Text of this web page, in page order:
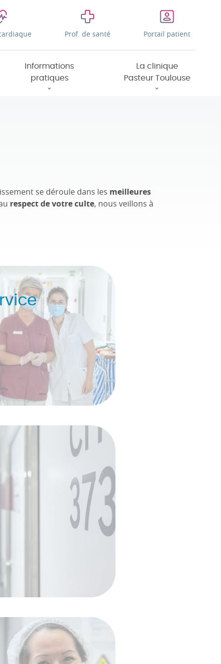
Prof. de santé Portail patient
Informations
pratiques
La clinique
Pasteur Toulouse
se déroule dans les meilleures
respect de votre culte, nous veillons à